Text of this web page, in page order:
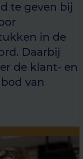
te geven bij
in de
Daarbij
de klant- en
van